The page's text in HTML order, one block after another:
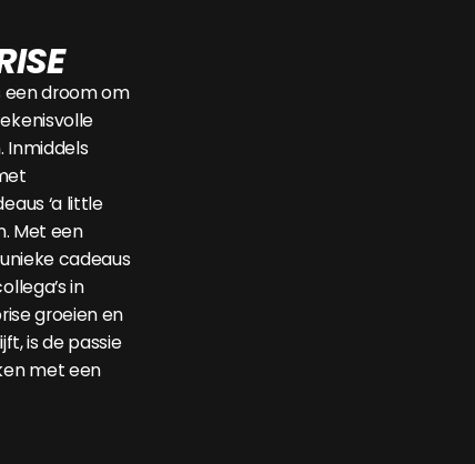
een droom om
‘a little
Met een
cadeaus
in
groeien en
is de passie
met een